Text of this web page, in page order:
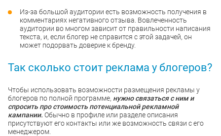
Из-за большой аудитории есть возможность получения в
комментариях негативного отзыва. Вовлеченность
аудитории во многом зависит от правильности написания
текста, и, если блогер не справится с этой задачей, он
может подорвать доверие к бренду.
Так сколько стоит реклама у блогеров?
Чтобы использовать возможности размещения рекламы у
блогеров по полной программе, нужно связаться с ним и
спросить про стоимость потенциальной рекламной
кампании. Обычно в профиле или разделе описания
присутствуют его контакты или же возможность связи с его
менеджером.